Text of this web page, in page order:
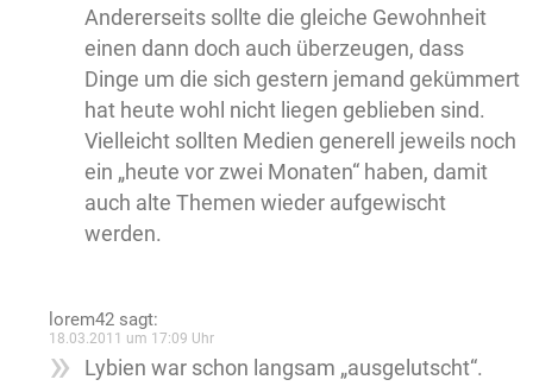
Andererseits sollte die gleiche Gewohnheit
einen dann doch auch überzeugen, dass
Dinge um die sich gestern jemand gekümmert
hat heute wohl nicht liegen geblieben sind.
Vielleicht sollten Medien generell jeweils noch
ein „heute vor zwei Monaten“ haben, damit
auch alte Themen wieder aufgewischt
werden.
lorem42 sagt:
18.03.2011 um 17:09 Uhr
Lybien war schon langsam „ausgelutscht“.